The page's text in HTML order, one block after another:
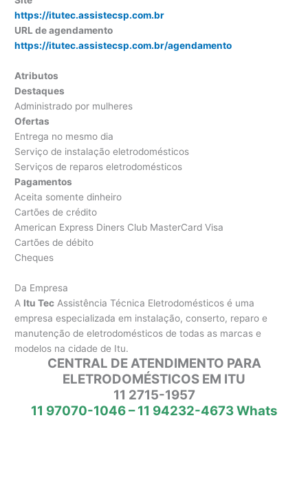
https://itutec.assistecsp.com.br
URL de agendamento
https://itutec.assistecsp.com.br/agendamento
Atributos
Destaques
Administrado por mulheres
Ofertas
Entrega no mesmo dia
Serviço de instalação eletrodomésticos
Serviços de reparos eletrodomésticos
Pagamentos
Aceita somente dinheiro
Cartões de crédito
American Express Diners Club MasterCard Visa
Cartões de débito
Cheques
Da Empresa
A Itu Tec Assistência Técnica Eletrodomésticos é uma
empresa especializada em instalação, conserto, reparo e
manutenção de eletrodomésticos de todas as marcas e
modelos na cidade de Itu.
CENTRAL DE ATENDIMENTO PARA
ELETRODOMÉSTICOS EM ITU
11 2715-1957
11 97070-1046 – 11 94232-4673 Whats